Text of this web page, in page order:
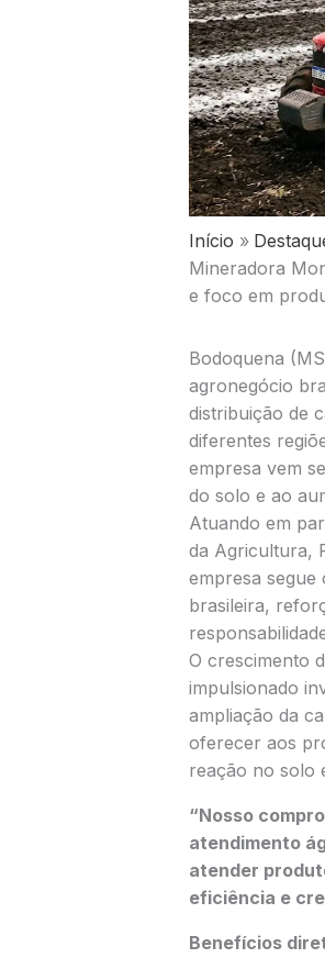
Início
Mineradora
e foco em
Bodoquena
agronegócio
distribuição de
diferentes
empresa vem
do solo e ao
Atuando em
da Agricultura,
empresa segue
brasileira,
O crescimento
impulsionado
ampliação da
oferecer aos
reação no solo
“Nosso
atendimento
atender
eficiência e
Benefícios